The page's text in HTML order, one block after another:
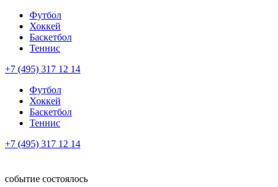
Футбол
Хоккей
Баскетбол
Теннис
+7 (495) 317 12 14
Футбол
Хоккей
Баскетбол
Теннис
+7 (495) 317 12 14
событие состоялось